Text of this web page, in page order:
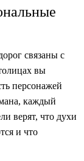
связаны с
вы
персонажей
каждый
верят, что духи
и что